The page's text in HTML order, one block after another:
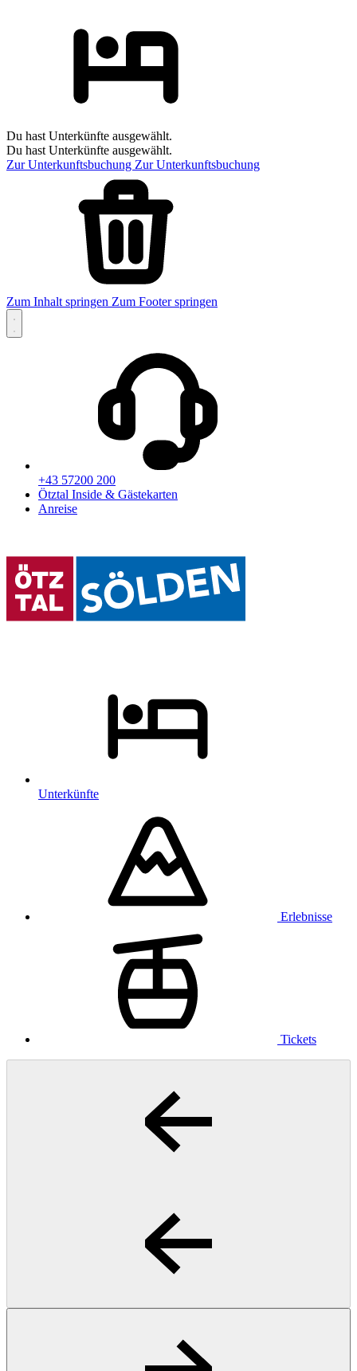
Du hast Unterkünfte ausgewählt.
Du hast Unterkünfte ausgewählt.
Zur Unterkunftsbuchung Zur Unterkunftsbuchung
Zum Inhalt springen Zum Footer springen
+43 57200 200
Ötztal Inside & Gästekarten
Anreise
Unterkünfte
Erlebnisse
Tickets